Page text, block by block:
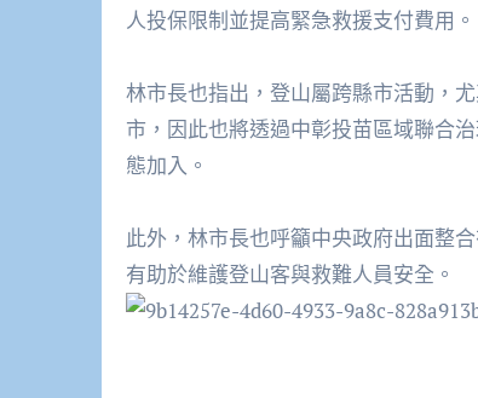
人投保限制並提高緊急救援支付費用。
林市長也指出，登山屬跨縣市活動，
市，因此也將透過中彰投苗區域聯合
態加入。
此外，林市長也呼籲中央政府出面整
有助於維護登山客與救難人員安全。